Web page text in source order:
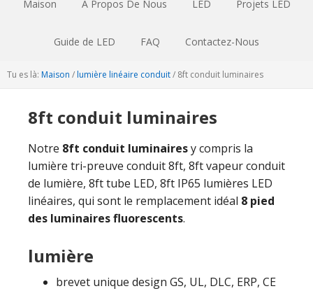
Maison À Propos De Nous LED Projets LED
Guide de LED FAQ Contactez-Nous
Tu es là: Maison / lumière linéaire conduit/ 8ft conduit luminaires
8ft conduit luminaires
Notre 8ft conduit luminairesy compris la
lumière tri-preuve conduit 8ft, 8ft vapeur conduit
de lumière, 8ft tube LED, 8ft IP65 lumières LED
linéaires, qui sont le remplacement idéal 8 pied
des luminaires fluorescents.
lumière
brevet unique design GS, UL, DLC, ERP, CE